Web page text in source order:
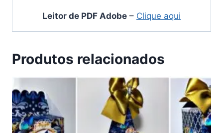
Leitor de PDF Adobe – Clique aqui
Produtos relacionados